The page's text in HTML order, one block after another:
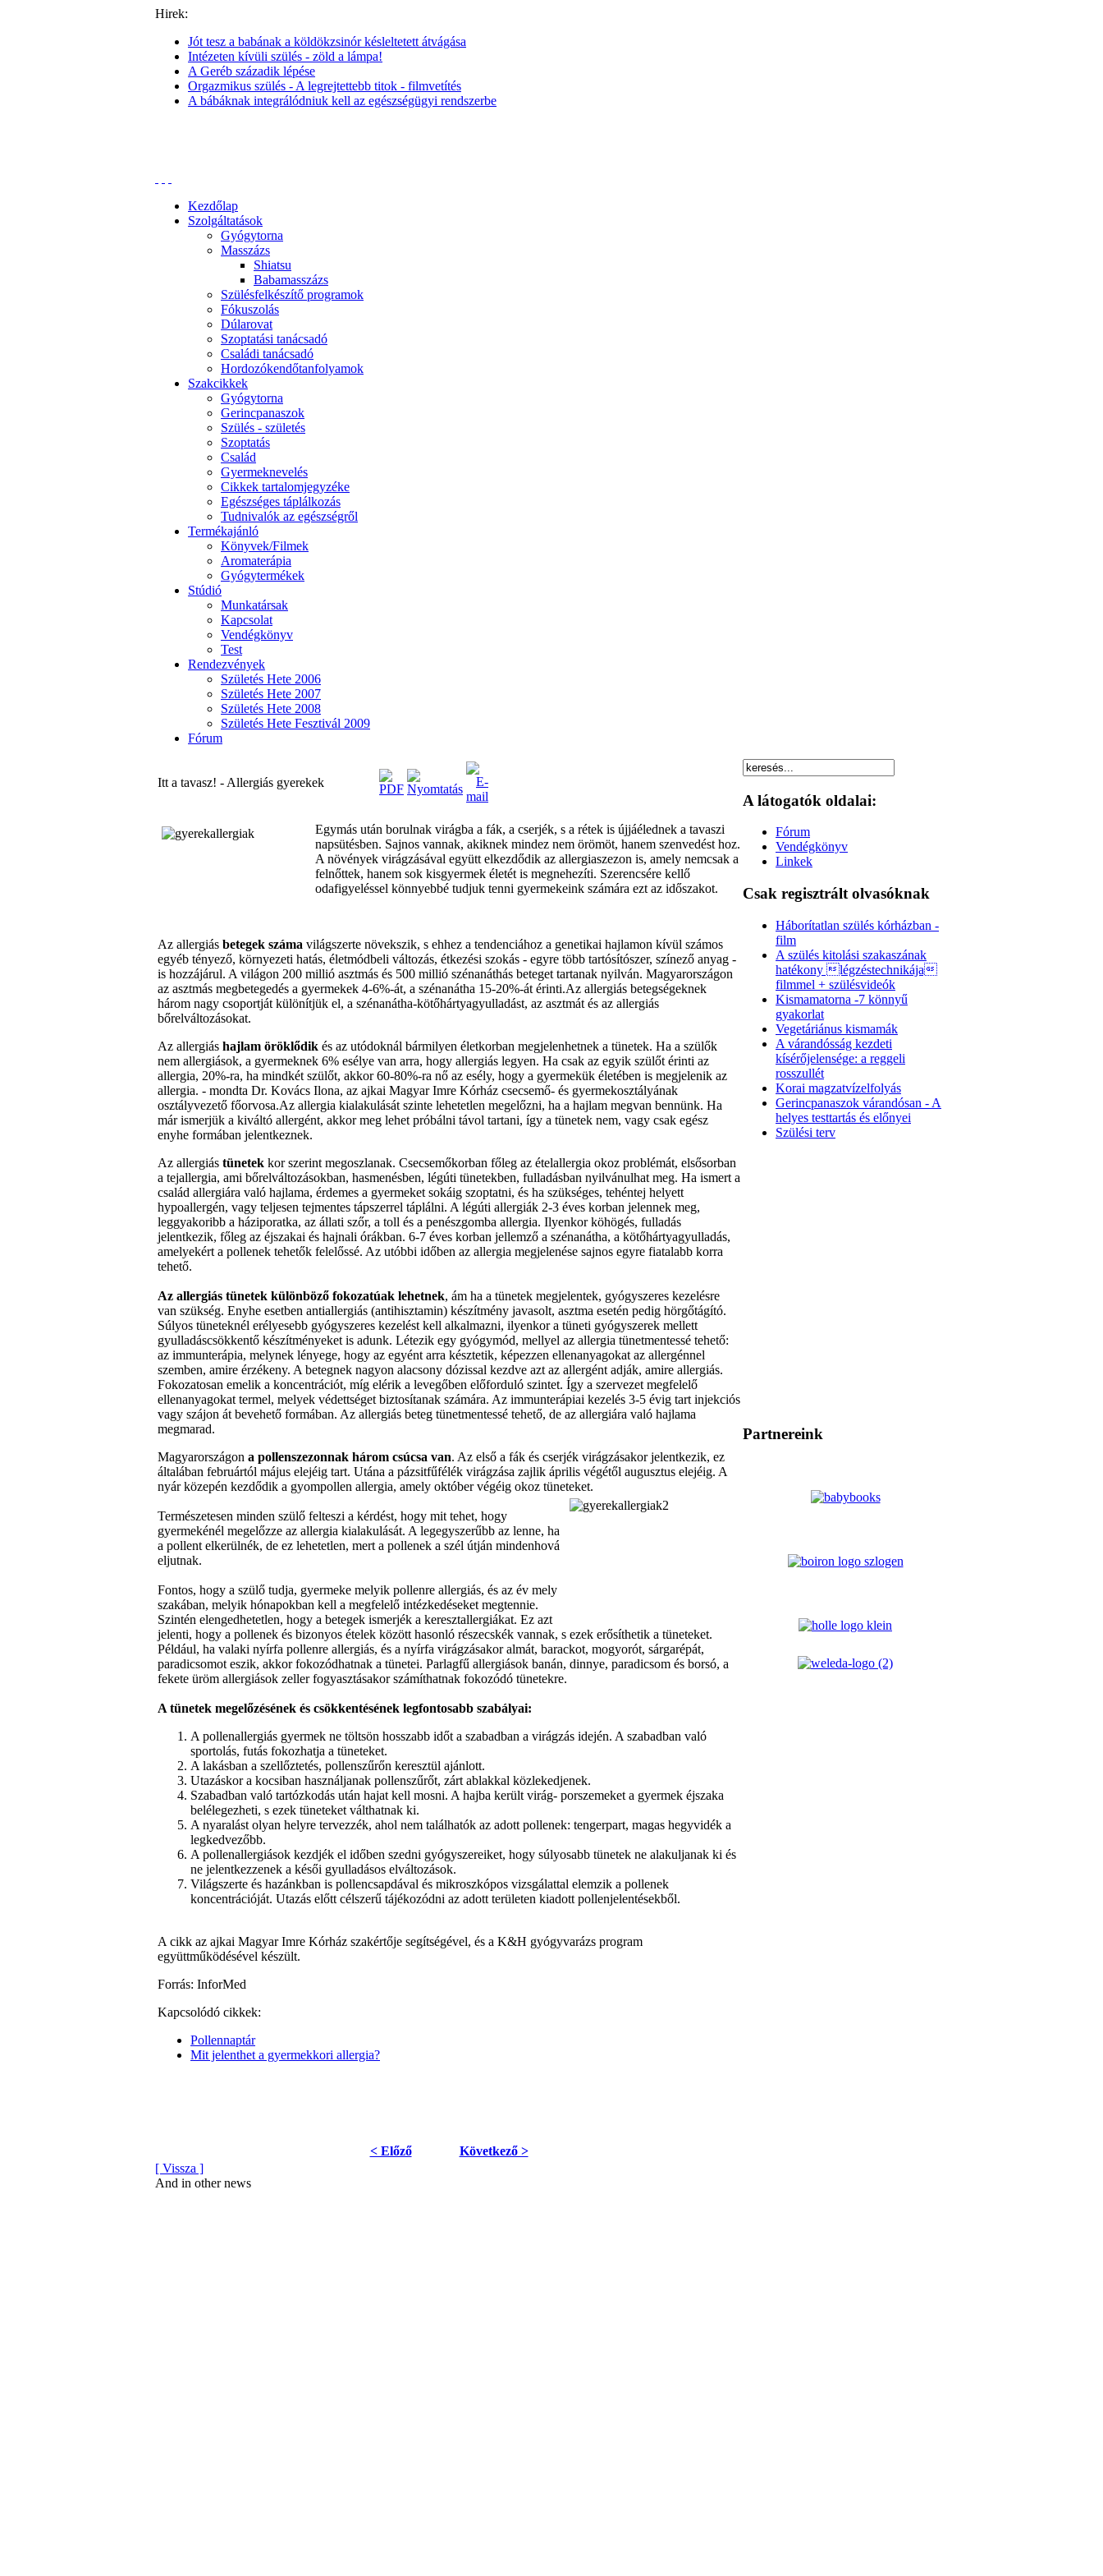
Hirek:
Jót tesz a babának a köldökzsinór késleltetett átvágása
Intézeten kívüli szülés - zöld a lámpa!
A Geréb századik lépése
Orgazmikus szülés - A legrejtettebb titok - filmvetítés
A bábáknak integrálódniuk kell az egészségügyi rendszerbe
Kezdőlap
Szolgáltatások
Gyógytorna
Masszázs
Shiatsu
Babamasszázs
Szülésfelkészítő programok
Fókuszolás
Dúlarovat
Szoptatási tanácsadó
Családi tanácsadó
Hordozókendőtanfolyamok
Szakcikkek
Gyógytorna
Gerincpanaszok
Szülés - születés
Szoptatás
Család
Gyermeknevelés
Cikkek tartalomjegyzéke
Egészséges táplálkozás
Tudnivalók az egészségről
Termékajánló
Könyvek/Filmek
Aromaterápia
Gyógytermékek
Stúdió
Munkatársak
Kapcsolat
Vendégkönyv
Test
Rendezvények
Születés Hete 2006
Születés Hete 2007
Születés Hete 2008
Születés Hete Fesztivál 2009
Fórum
Itt a tavasz! - Allergiás gyerekek
Egymás után borulnak virágba a fák, a cserjék, s a rétek is újjáélednek a tavaszi
napsütésben. Sajnos vannak, akiknek mindez nem örömöt, hanem szenvedést hoz.
A növények virágzásával együtt elkezdődik az allergiaszezon is, amely nemcsak a
felnőttek, hanem sok kisgyermek életét is megnehezíti. Szerencsére kellő
odafigyeléssel könnyebbé tudjuk tenni gyermekeink számára ezt az időszakot.
Az allergiás betegek száma világszerte növekszik, s ehhez a tendenciához a genetikai hajlamon kívül számos
egyéb tényező, környezeti hatás, életmódbeli változás, étkezési szokás - egyre több tartósítószer, színező anyag -
is hozzájárul. A világon 200 millió asztmás és 500 millió szénanáthás beteget tartanak nyilván. Magyarországon
az asztmás megbetegedés a gyermekek 4-6%-át, a szénanátha 15-20%-át érinti.Az allergiás betegségeknek
három nagy csoportját különítjük el, a szénanátha-kötőhártyagyulladást, az asztmát és az allergiás
bőrelváltozásokat.
Az allergiás hajlam öröklődik és az utódoknál bármilyen életkorban megjelenhetnek a tünetek. Ha a szülők
nem allergiások, a gyermeknek 6% esélye van arra, hogy allergiás legyen. Ha csak az egyik szülőt érinti az
allergia, 20%-ra, ha mindkét szülőt, akkor 60-80%-ra nő az esély, hogy a gyermekük életében is megjelenik az
allergia. - mondta Dr. Kovács Ilona, az ajkai Magyar Imre Kórház csecsemő- és gyermekosztályának
osztályvezető főorvosa.Az allergia kialakulását szinte lehetetlen megelőzni, ha a hajlam megvan bennünk. Ha
már ismerjük a kiváltó allergént, akkor meg lehet próbálni távol tartani, így a tünetek nem, vagy csak egész
enyhe formában jelentkeznek.
Az allergiás tünetek kor szerint megoszlanak. Csecsemőkorban főleg az ételallergia okoz problémát, elsősorban
a tejallergia, ami bőrelváltozásokban, hasmenésben, légúti tünetekben, fulladásban nyilvánulhat meg. Ha ismert a
család allergiára való hajlama, érdemes a gyermeket sokáig szoptatni, és ha szükséges, tehéntej helyett
hypoallergén, vagy teljesen tejmentes tápszerrel táplálni. A légúti allergiák 2-3 éves korban jelennek meg,
leggyakoribb a háziporatka, az állati szőr, a toll és a penészgomba allergia. Ilyenkor köhögés, fulladás
jelentkezik, főleg az éjszakai és hajnali órákban. 6-7 éves korban jellemző a szénanátha, a kötőhártyagyulladás,
amelyekért a pollenek tehetők felelőssé. Az utóbbi időben az allergia megjelenése sajnos egyre fiatalabb korra
tehető.
Az allergiás tünetek különböző fokozatúak lehetnek, ám ha a tünetek megjelentek, gyógyszeres kezelésre
van szükség. Enyhe esetben antiallergiás (antihisztamin) készítmény javasolt, asztma esetén pedig hörgőtágító.
Súlyos tüneteknél erélyesebb gyógyszeres kezelést kell alkalmazni, ilyenkor a tüneti gyógyszerek mellett
gyulladáscsökkentő készítményeket is adunk. Létezik egy gyógymód, mellyel az allergia tünetmentessé tehető:
az immunterápia, melynek lényege, hogy az egyént arra késztetik, képezzen ellenanyagokat az allergénnel
szemben, amire érzékeny. A betegnek nagyon alacsony dózissal kezdve azt az allergént adják, amire allergiás.
Fokozatosan emelik a koncentrációt, míg elérik a levegőben előforduló szintet. Így a szervezet megfelelő
ellenanyagokat termel, melyek védettséget biztosítanak számára. Az immunterápiai kezelés 3-5 évig tart injekciós
vagy szájon át bevehető formában. Az allergiás beteg tünetmentessé tehető, de az allergiára való hajlama
megmarad.
Magyarországon a pollenszezonnak három csúcsa van. Az első a fák és cserjék virágzásakor jelentkezik, ez
általában februártól május elejéig tart. Utána a pázsitfűfélék virágzása zajlik április végétől augusztus elejéig. A
nyár közepén kezdődik a gyompollen allergia, amely október végéig okoz tüneteket.
Természetesen minden szülő felteszi a kérdést, hogy mit tehet, hogy
gyermekénél megelőzze az allergia kialakulását. A legegyszerűbb az lenne, ha
a pollent elkerülnék, de ez lehetetlen, mert a pollenek a szél útján mindenhová
eljutnak.
Fontos, hogy a szülő tudja, gyermeke melyik pollenre allergiás, és az év mely
szakában, melyik hónapokban kell a megfelelő intézkedéseket megtennie.
Szintén elengedhetetlen, hogy a betegek ismerjék a keresztallergiákat. Ez azt
jelenti, hogy a pollenek és bizonyos ételek között hasonló részecskék vannak, s ezek erősíthetik a tüneteket.
Például, ha valaki nyírfa pollenre allergiás, és a nyírfa virágzásakor almát, barackot, mogyorót, sárgarépát,
paradicsomot eszik, akkor fokozódhatnak a tünetei. Parlagfű allergiások banán, dinnye, paradicsom és borsó, a
fekete üröm allergiások zeller fogyasztásakor számíthatnak fokozódó tünetekre.
A tünetek megelőzésének és csökkentésének legfontosabb szabályai:
A pollenallergiás gyermek ne töltsön hosszabb időt a szabadban a virágzás idején. A szabadban való
sportolás, futás fokozhatja a tüneteket.
A lakásban a szellőztetés, pollenszűrőn keresztül ajánlott.
Utazáskor a kocsiban használjanak pollenszűrőt, zárt ablakkal közlekedjenek.
Szabadban való tartózkodás után hajat kell mosni. A hajba került virág- porszemeket a gyermek éjszaka
belélegezheti, s ezek tüneteket válthatnak ki.
A nyaralást olyan helyre tervezzék, ahol nem találhatók az adott pollenek: tengerpart, magas hegyvidék a
legkedvezőbb.
A pollenallergiások kezdjék el időben szedni gyógyszereiket, hogy súlyosabb tünetek ne alakuljanak ki és
ne jelentkezzenek a késői gyulladásos elváltozások.
Világszerte és hazánkban is pollencsapdával és mikroszkópos vizsgálattal elemzik a pollenek
koncentrációját. Utazás előtt célszerű tájékozódni az adott területen kiadott pollenjelentésekből.
A cikk az ajkai Magyar Imre Kórház szakértője segítségével, és a K&H gyógyvarázs program
együttműködésével készült.
Forrás: InforMed
Kapcsolódó cikkek:
Pollennaptár
Mit jelenthet a gyermekkori allergia?
< Előző
Következő >
[ Vissza ]
And in other news
A látogatók oldalai:
Fórum
Vendégkönyv
Linkek
Csak regisztrált olvasóknak
Háborítatlan szülés kórházban -
film
A szülés kitolási szakaszának
hatékony légzéstechnikája
filmmel + szülésvideók
Kismamatorna -7 könnyű
gyakorlat
Vegetáriánus kismamák
A várandósság kezdeti
kísérőjelensége: a reggeli
rosszullét
Korai magzatvízelfolyás
Gerincpanaszok várandósan - A
helyes testtartás és előnyei
Szülési terv
Partnereink